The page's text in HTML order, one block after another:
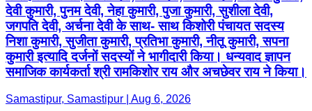
Samastipur, Samastipur | Aug 6, 2026